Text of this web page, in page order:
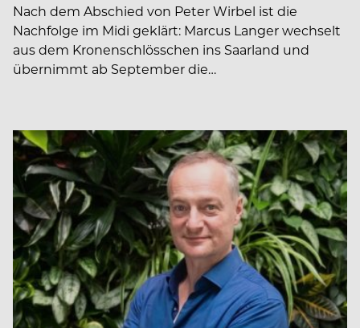
Nach dem Abschied von Peter Wirbel ist die
Nachfolge im Midi geklärt: Marcus Langer wechselt
aus dem Kronenschlösschen ins Saarland und
übernimmt ab September die…